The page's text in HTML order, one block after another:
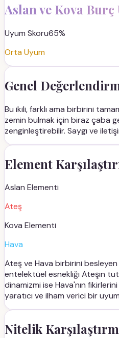
Aslan ve Kova Burç
Uyum Skoru65%
Orta Uyum
Genel
Bu ikili, farklı ama birbirini
zemin bulmak için biraz çaba
zenginleştirebilir. Saygı ve
Element
Aslan Elementi
Ateş
Kova Elementi
Hava
Ateş ve Hava birbirini besleyen
entelektüel esnekliği Ateşin
dinamizmi ise Hava'nın
yaratıcı ve ilham verici bir
Nitelik